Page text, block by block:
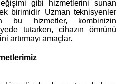
gibi hizmetlerini sunan
birimidir. Uzman teknisyenler
bu hizmetler, kombinizin
tutarken, cihazın ömrünü
artırmayı amaçlar.